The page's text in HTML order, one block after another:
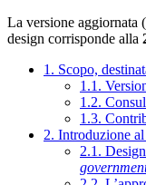
La versione aggiornata
design corrisponde alla
1. Scopo,
1.1.
1.2.
1.3.
2. Introduzione
2.1.